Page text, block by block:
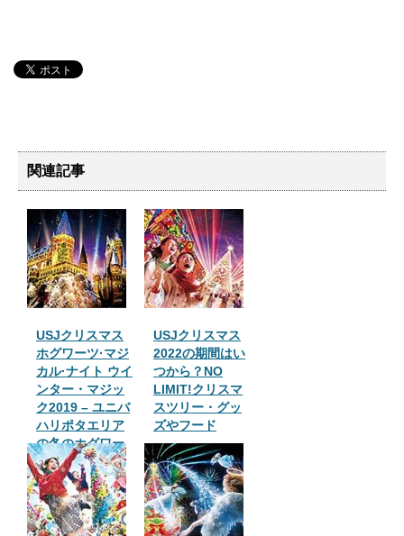
関連記事
USJクリスマス
ホグワーツ·マジ
カル·ナイト ウイ
ンター・マジッ
ク2019 – ユニバ
ハリポタエリア
の冬のホグワー
ツ城の時間
USJクリスマス
2022の期間はい
つから？NO
LIMIT!クリスマ
スツリー・グッ
ズやフード